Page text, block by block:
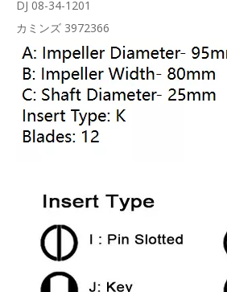
DJ 08-34-1201
カミンズ 3972366